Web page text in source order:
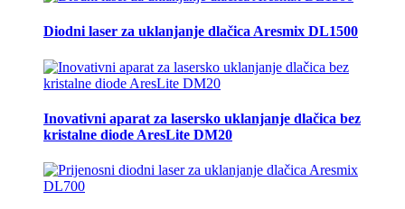
Diodni laser za uklanjanje dlačica Aresmix DL1500
Inovativni aparat za lasersko uklanjanje dlačica bez
kristalne diode AresLite DM20